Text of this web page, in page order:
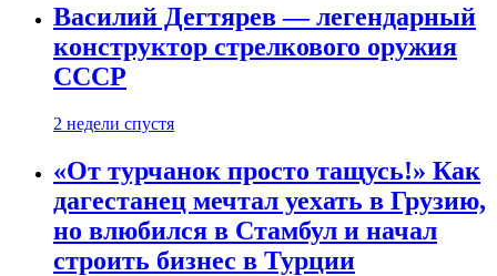
Василий Дегтярев — легендарный
конструктор стрелкового оружия
СССР
2 недели спустя
«От турчанок просто тащусь!» Как
дагестанец мечтал уехать в Грузию,
но влюбился в Стамбул и начал
строить бизнес в Турции